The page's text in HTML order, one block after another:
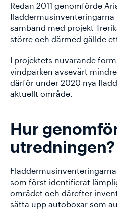
Redan 2011 genomförde
fladdermusinventeringarna
samband med projekt
större och därmed gällde
I projektets nuvarande
vindparken avsevärt
därför under 2020 nya
aktuellt område.
Hur
utredningen?
som först identifierat
området och därefter
sätta upp autoboxar som